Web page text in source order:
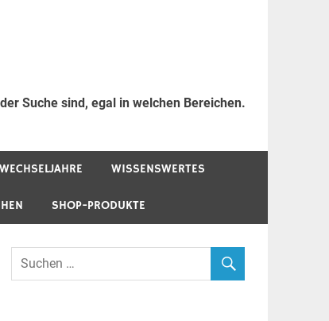
Suche sind, egal in welchen Bereichen.
WECHSELJAHRE WISSENSWERTES
SHOP-PRODUKTE